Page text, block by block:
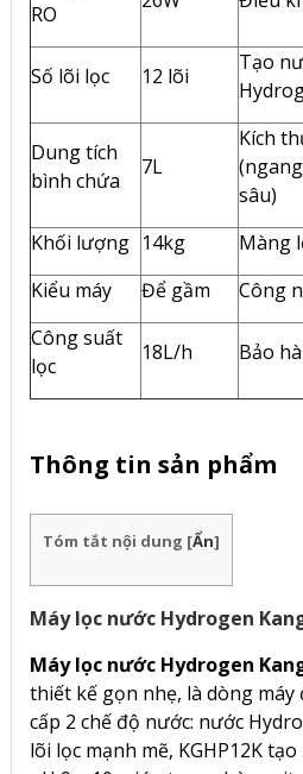
RO
Số lõi lọc 12 lõi
Tạo
Dung tích
bình chứa
7L
Kích
sâu)
Khối lượng 14kg Màng
Kiểu máy
Để gầm Công
Công suất
lọc
18L/h Bảo
Thông tin sản phẩm
Tóm tắt nội dung [Ẩn]
Máy lọc nước Hydrogen
Máy lọc nước Hydrogen
thiết kế gọn nhẹ, là dòng máy
cấp 2 chế độ nước: nước
lõi lọc mạnh mẽ, KGHP12K